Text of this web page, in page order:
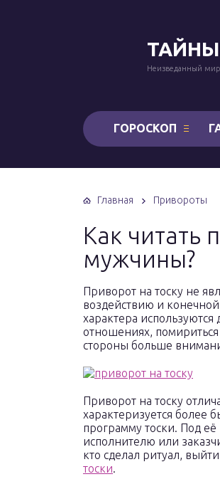
Неизведанный мир
ГОРОСКОП
Главная Привороты
Как читать
мужчины?
Приворот на тоску не
воздействию и
характера
отношениях, помириться
стороны больше
Приворот на тоску
характеризуется более
программу тоски. Под
исполнителю или
кто сделал ритуал,
тоски.